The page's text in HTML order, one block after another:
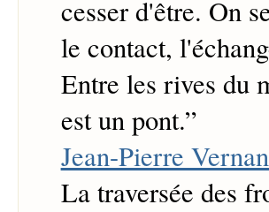
cesser d'être. On
le contact,
Entre les rives du
est un pont.”
Jean-Pierre
La traversée des